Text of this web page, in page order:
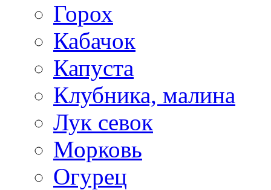
Горох
Кабачок
Капуста
Клубника, малина
Лук севок
Морковь
Огурец